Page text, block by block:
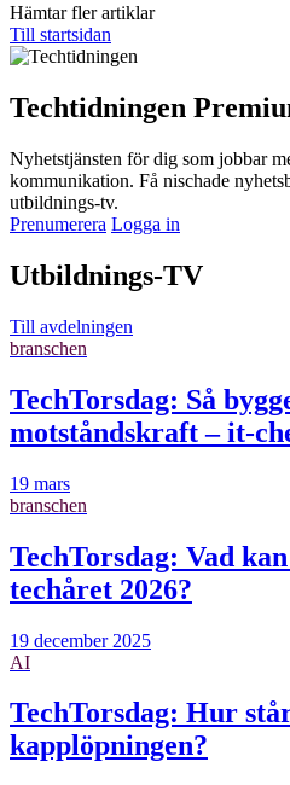
Hämtar fler artiklar
Till startsidan
Techtidningen
Nyhetstjänsten för dig som jobbar
kommunikation. Få nischade
utbildnings-tv.
Prenumerera Logga in
Utbildnings-TV
Till avdelningen
branschen
TechTorsdag: Så
motståndskraft – it-
19 mars
branschen
TechTorsdag: Vad
techåret 2026?
19 december 2025
AI
TechTorsdag: Hur
kapplöpningen?